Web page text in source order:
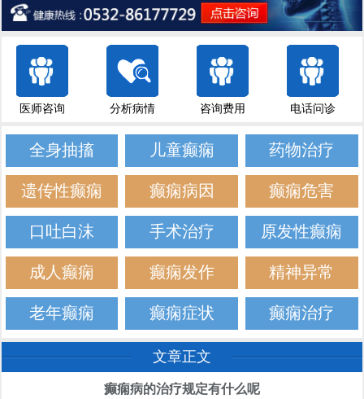
医师咨询 分析病情 咨询费用 电话问诊
全身抽搐 儿童癫痫 药物治疗
遗传性癫痫 癫痫病因 癫痫危害
口吐白沫 手术治疗 原发性癫痫
成人癫痫 癫痫发作 精神异常
老年癫痫 癫痫症状 癫痫治疗
文章正文
癫痫病的治疗规定有什么呢